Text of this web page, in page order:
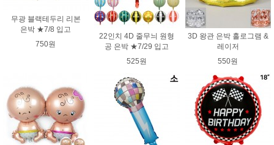
무광 블랙테두리 리본
은박 ★7/8 입고
750원
22인치 4D 줄무늬 원형
공 은박 ★7/29 입고
525원
3D 왕관 은박 홀로그램 &
레이저
550원